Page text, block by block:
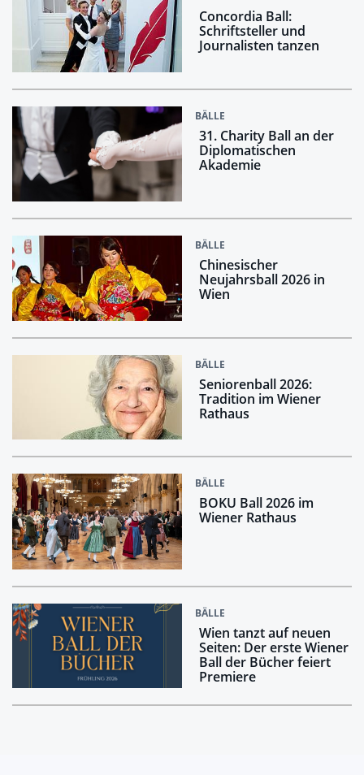
Concordia Ball:
Schriftsteller und
Journalisten tanzen
BÄLLE
31. Charity Ball an der
Diplomatischen
Akademie
BÄLLE
Chinesischer
Neujahrsball 2026 in
Wien
BÄLLE
Seniorenball 2026:
Tradition im Wiener
Rathaus
BÄLLE
BOKU Ball 2026 im
Wiener Rathaus
BÄLLE
Wien tanzt auf neuen
Seiten: Der erste Wiener
Ball der Bücher feiert
Premiere